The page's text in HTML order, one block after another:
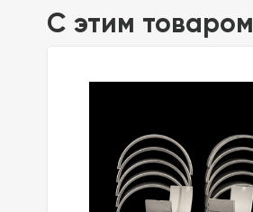
C этим